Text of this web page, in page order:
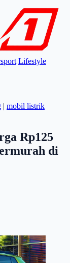
Lifestyle
| mobil listrik
Rp125
di